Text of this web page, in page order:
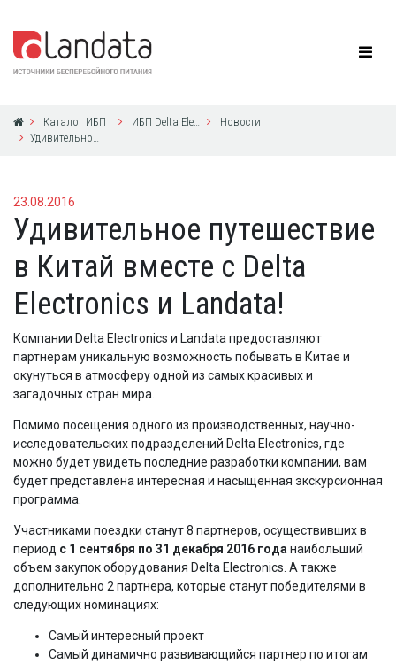
Каталог ИБП ИБП Delta Electronics
Новости
Удивительное путешествие в Китай вместе с Delta Electronics и Landata!
23.08.2016
Удивительное путешествие
в Китай вместе с Delta
Electronics и Landata!
Компании Delta Electronics и Landata предоставляют
партнерам уникальную возможность побывать в Китае и
окунуться в атмосферу одной из самых красивых и
загадочных стран мира.
Помимо посещения одного из производственных, научно-
исследовательских подразделений Delta Electronics, где
можно будет увидеть последние разработки компании, вам
будет представлена интересная и насыщенная экскурсионная
программа.
Участниками поездки станут 8 партнеров, осуществивших в
период с 1 сентября по 31 декабря 2016 года наибольший
объем закупок оборудования Delta Electronics. А также
дополнительно 2 партнера, которые станут победителями в
следующих номинациях:
Самый интересный проект
Самый динамично развивающийся партнер по итогам